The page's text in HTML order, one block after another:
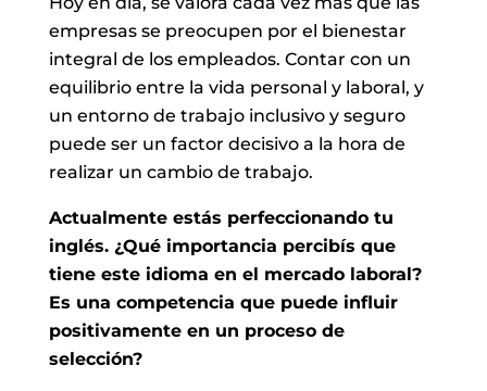
empresas se preocupen por el bienestar
integral de los empleados. Contar con un
equilibrio entre la vida personal y laboral, y
un entorno de trabajo inclusivo y seguro
puede ser un factor decisivo a la hora de
realizar un cambio de trabajo.
Actualmente estás perfeccionando tu
inglés. ¿Qué importancia percibís que
tiene este idioma en el mercado laboral?
Es una competencia que puede influir
positivamente en un proceso de
selección?